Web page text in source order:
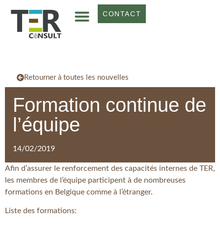
CONTACT
Retourner à toutes les nouvelles
Formation continue de
l’équipe
14/02/2019
Afin d’assurer le renforcement des capacités internes de TER,
les membres de l’équipe participent à de nombreuses
formations en Belgique comme à l’étranger.
Liste des formations: